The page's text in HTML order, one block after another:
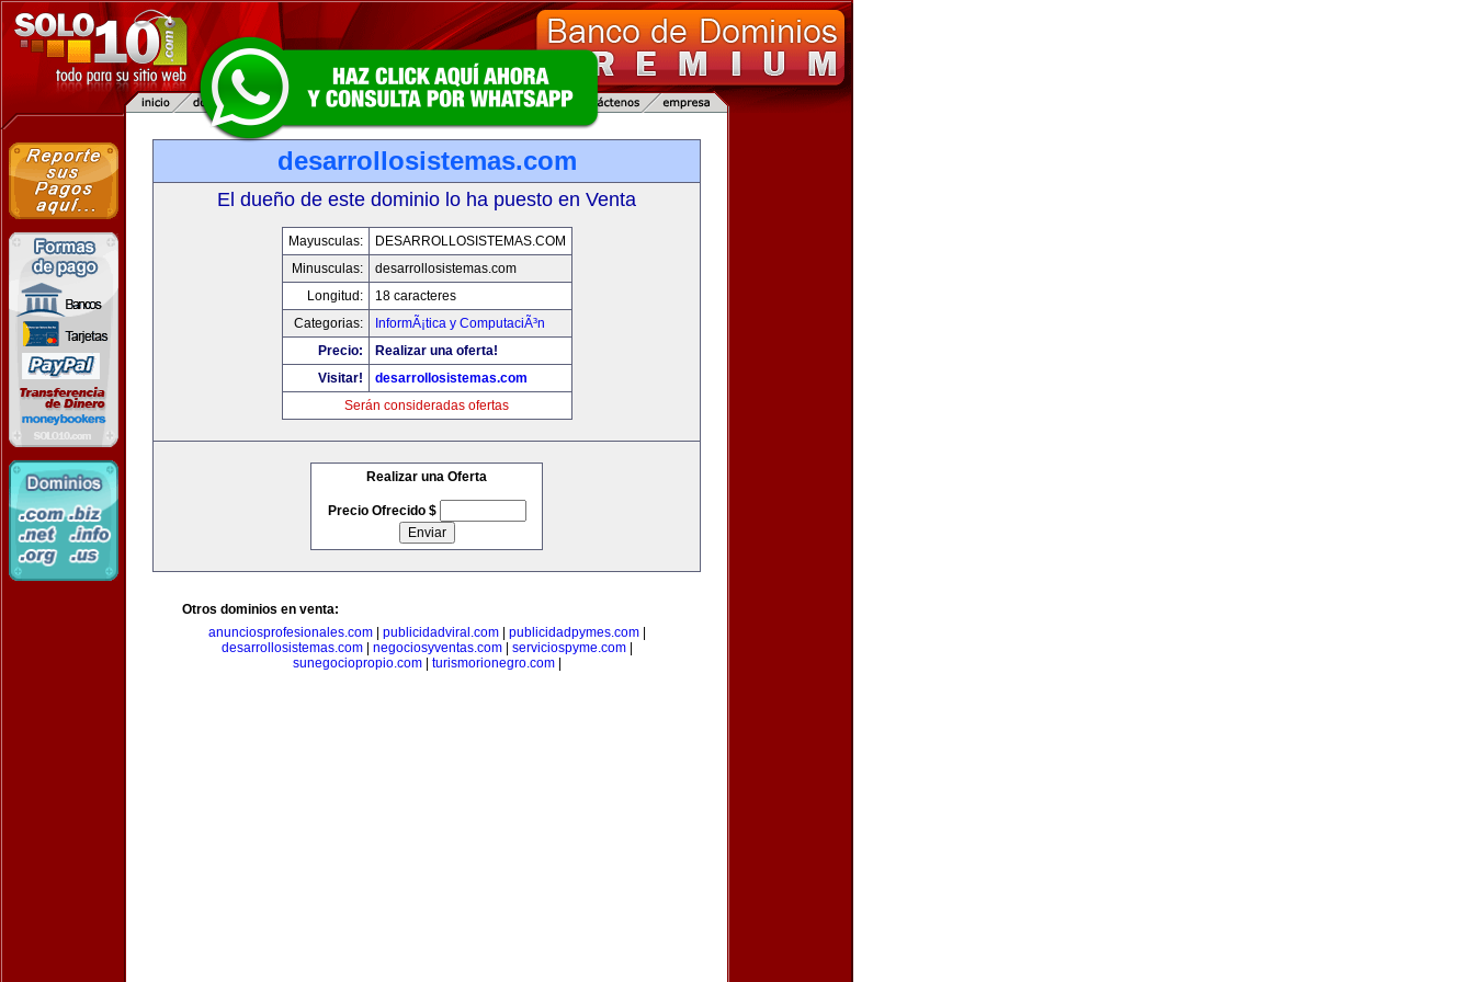
desarrollosistemas.com
El dueño de este dominio lo ha puesto en Venta
Mayusculas:
DESARROLLOSISTEMAS.COM
Minusculas:
desarrollosistemas.com
Longitud:
18 caracteres
Categorias:
InformÃ¡tica y ComputaciÃ³n
Precio:
Realizar una oferta!
Visitar!
desarrollosistemas.com
Serán consideradas ofertas
Realizar una Oferta
Precio Ofrecido $
Otros dominios en venta:
anunciosprofesionales.com| publicidadviral.com| publicidadpymes.com|
desarrollosistemas.com| negociosyventas.com| serviciospyme.com|
sunegociopropio.com| turismorionegro.com|